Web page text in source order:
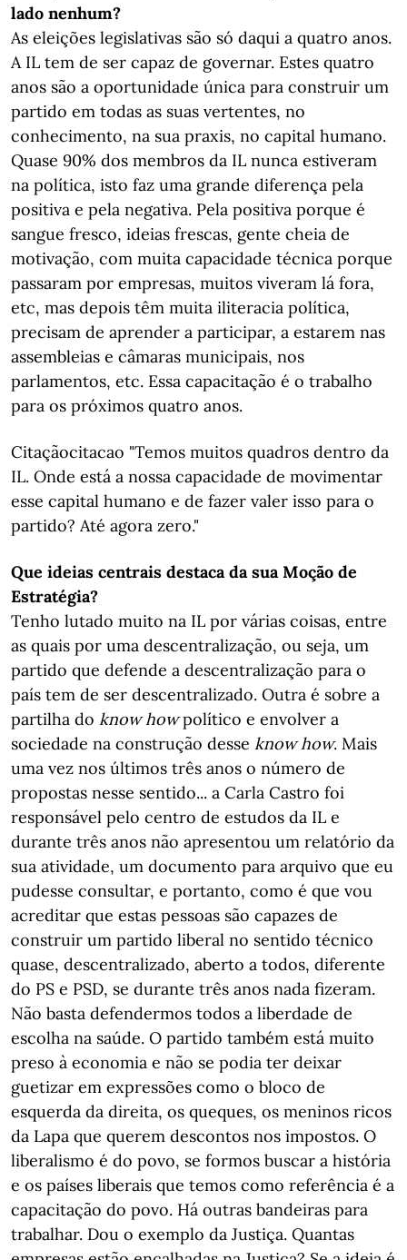
lado nenhum?
As eleições legislativas são só daqui a quatro anos.
A IL tem de ser capaz de governar. Estes quatro
anos são a oportunidade única para construir um
partido em todas as suas vertentes, no
conhecimento, na sua praxis, no capital humano.
Quase 90% dos membros da IL nunca estiveram
na política, isto faz uma grande diferença pela
positiva e pela negativa. Pela positiva porque é
sangue fresco, ideias frescas, gente cheia de
motivação, com muita capacidade técnica porque
passaram por empresas, muitos viveram lá fora,
etc, mas depois têm muita iliteracia política,
precisam de aprender a participar, a estarem nas
assembleias e câmaras municipais, nos
parlamentos, etc. Essa capacitação é o trabalho
para os próximos quatro anos.
Citaçãocitacao "Temos muitos quadros dentro da
IL. Onde está a nossa capacidade de movimentar
esse capital humano e de fazer valer isso para o
partido? Até agora zero."
Que ideias centrais destaca da sua Moção de
Estratégia?
Tenho lutado muito na IL por várias coisas, entre
as quais por uma descentralização, ou seja, um
partido que defende a descentralização para o
país tem de ser descentralizado. Outra é sobre a
partilha do know howpolítico e envolver a
sociedade na construção desse know how. Mais
uma vez nos últimos três anos o número de
propostas nesse sentido... a Carla Castro foi
responsável pelo centro de estudos da IL e
durante três anos não apresentou um relatório da
sua atividade, um documento para arquivo que eu
pudesse consultar, e portanto, como é que vou
acreditar que estas pessoas são capazes de
construir um partido liberal no sentido técnico
quase, descentralizado, aberto a todos, diferente
do PS e PSD, se durante três anos nada fizeram.
Não basta defendermos todos a liberdade de
escolha na saúde. O partido também está muito
preso à economia e não se podia ter deixar
guetizar em expressões como o bloco de
esquerda da direita, os queques, os meninos ricos
da Lapa que querem descontos nos impostos. O
liberalismo é do povo, se formos buscar a história
e os países liberais que temos como referência é a
capacitação do povo. Há outras bandeiras para
trabalhar. Dou o exemplo da Justiça. Quantas